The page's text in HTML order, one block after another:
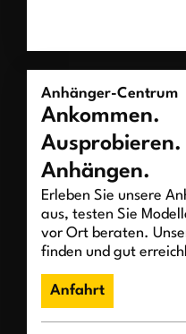
Anhänger-Centrum
Ankommen.
Ausprobieren.
Anhängen.
Erleben Sie unsere
aus, testen Sie
vor Ort beraten.
finden und gut
Anfahrt